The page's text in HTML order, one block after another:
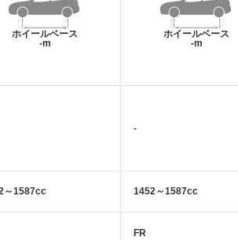
ホイールベース
-m
～1587cc
ホイールベース
-m
-
1452～1587cc
FR